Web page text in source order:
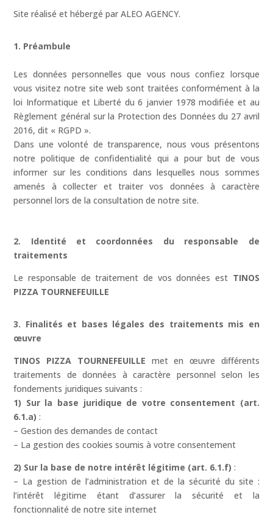
Site réalisé et hébergé par ALEO AGENCY.
1. Préambule
Les données personnelles que vous nous confiez lorsque
vous visitez notre site web sont traitées conformément à la
loi Informatique et Liberté du 6 janvier 1978 modifiée et au
Règlement général sur la Protection des Données du 27 avril
2016, dit « RGPD ».
Dans une volonté de transparence, nous vous présentons
notre politique de confidentialité qui a pour but de vous
informer sur les conditions dans lesquelles nous sommes
amenés à collecter et traiter vos données à caractère
personnel lors de la consultation de notre site.
2. Identité et coordonnées du responsable de
traitements
Le responsable de traitement de vos données est TINOS
PIZZA TOURNEFEUILLE
3. Finalités et bases légales des traitements mis en
œuvre
TINOS PIZZA TOURNEFEUILLE met en œuvre différents
traitements de données à caractère personnel selon les
fondements juridiques suivants :
1) Sur la base juridique de votre consentement (art.
6.1.a) :
– Gestion des demandes de contact
– La gestion des cookies soumis à votre consentement
2) Sur la base de notre intérêt légitime (art. 6.1.f) :
– La gestion de l’administration et de la sécurité du site :
l’intérêt légitime étant d’assurer la sécurité et la
fonctionnalité de notre site internet